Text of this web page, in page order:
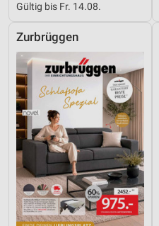
Gültig bis Fr. 14.08.
Zurbrüggen